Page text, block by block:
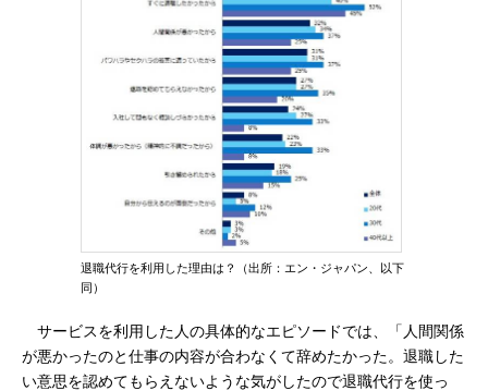
退職代行を利用した理由は？（出所：エン・ジャパン、以下
同）
サービスを利用した人の具体的なエピソードでは、「人間関係
が悪かったのと仕事の内容が合わなくて辞めたかった。退職した
い意思を認めてもらえないような気がしたので退職代行を使っ